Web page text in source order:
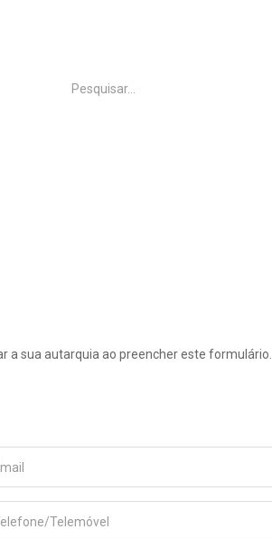
a sua autarquia ao preencher este formulário.